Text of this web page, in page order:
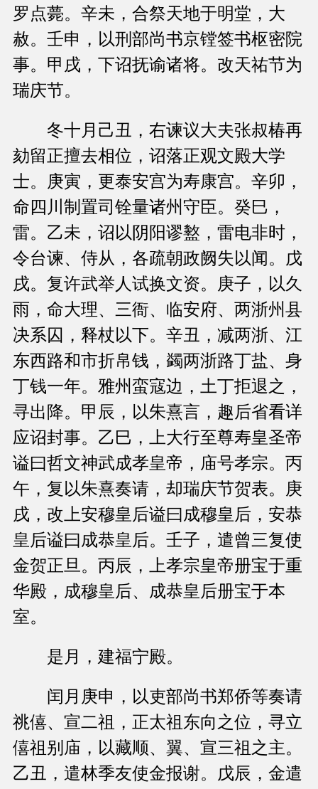
罗点薨。辛未，合祭天地于明堂，大
赦。壬申，以刑部尚书京镗签书枢密院
事。甲戌，下诏抚谕诸将。改天祐节为
瑞庆节。
冬十月己丑，右谏议大夫张叔椿再
劾留正擅去相位，诏落正观文殿大学
士。庚寅，更泰安宫为寿康宫。辛卯，
命四川制置司铨量诸州守臣。癸巳，
雷。乙未，诏以阴阳谬盭，雷电非时，
令台谏、侍从，各疏朝政阙失以闻。戊
戌。复许武举人试换文资。庚子，以久
雨，命大理、三衙、临安府、两浙州县
决系囚，释杖以下。辛丑，减两浙、江
东西路和市折帛钱，蠲两浙路丁盐、身
丁钱一年。雅州蛮寇边，土丁拒退之，
寻出降。甲辰，以朱熹言，趣后省看详
应诏封事。乙巳，上大行至尊寿皇圣帝
谥曰哲文神武成孝皇帝，庙号孝宗。丙
午，复以朱熹奏请，却瑞庆节贺表。庚
戌，改上安穆皇后谥曰成穆皇后，安恭
皇后谥曰成恭皇后。壬子，遣曾三复使
金贺正旦。丙辰，上孝宗皇帝册宝于重
华殿，成穆皇后、成恭皇后册宝于本
室。
是月，建福宁殿。
闰月庚申，以吏部尚书郑侨等奏请
祧僖、宣二祖，正太祖东向之位，寻立
僖祖别庙，以藏顺、翼、宣三祖之主。
乙丑，遣林季友使金报谢。戊辰，金遣